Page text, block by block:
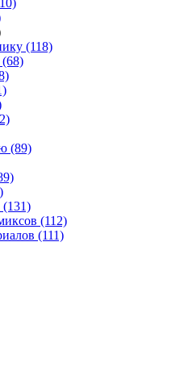
(118)
(68)
(89)
(112)
(111)